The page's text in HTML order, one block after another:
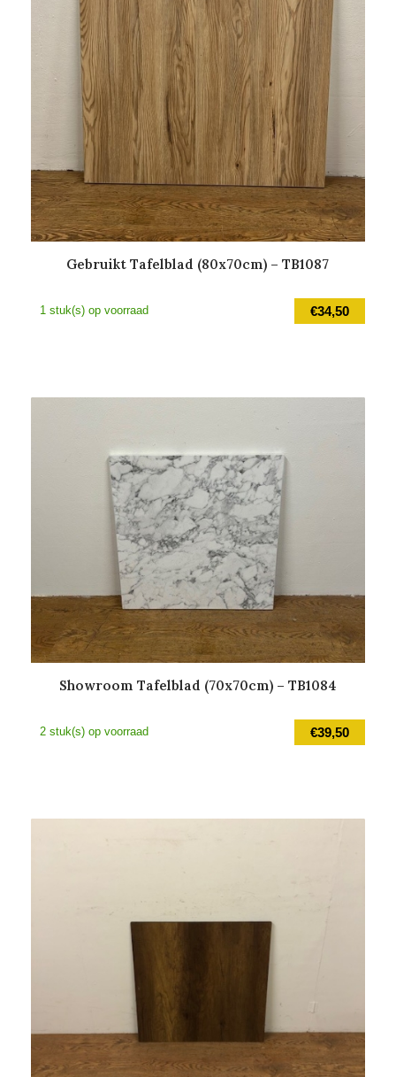
Gebruikt Tafelblad (80x70cm) – TB1087
€34,50
1 stuk(s) op voorraad
Showroom Tafelblad (70x70cm) – TB1084
€39,50
2 stuk(s) op voorraad